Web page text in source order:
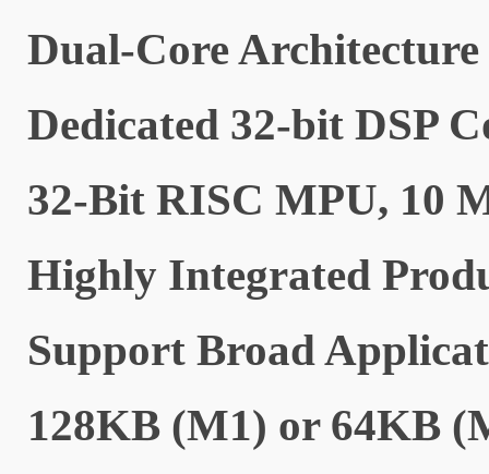
Dual-Core
Dedicated 32-bit DSP
32-Bit RISC MPU, 10
Highly Integrated
Support Broad
128KB (M1) or 64KB